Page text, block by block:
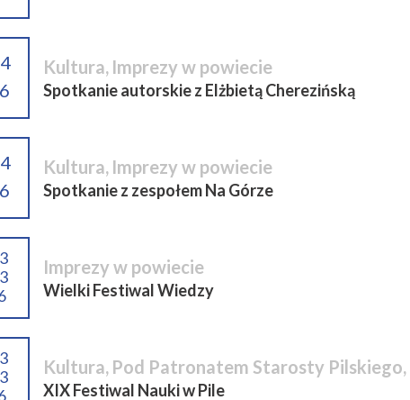
Kultura, Imprezy w powiecie
Spotkanie autorskie z Elżbietą Cherezińską
Kultura, Imprezy w powiecie
Spotkanie z zespołem Na Górze
Imprezy w powiecie
Wielki Festiwal Wiedzy
Kultura, Pod Patronatem Starosty Pilskiego,
XIX Festiwal Nauki w Pile